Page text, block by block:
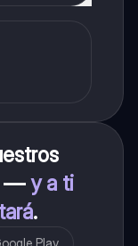
—y a ti
.
Play